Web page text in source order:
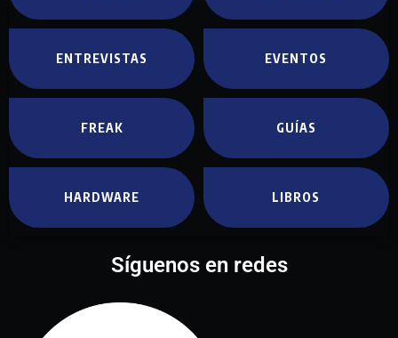
ENTREVISTAS EVENTOS
FREAK GUÍAS
HARDWARE LIBROS
Síguenos en redes